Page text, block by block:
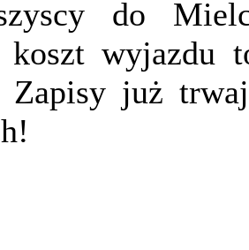
do
koszt wyjazdu
Zapisy już